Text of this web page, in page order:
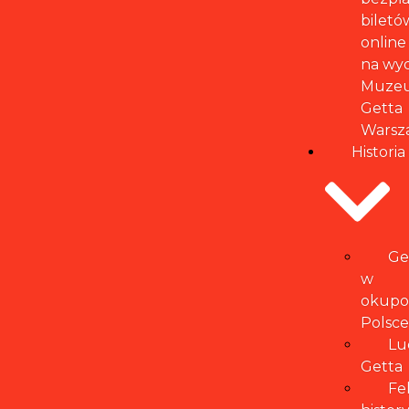
online
na
Getta
Historia
w
Polsce
Getta